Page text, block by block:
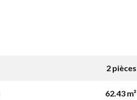
2 pièces
62.43 m²